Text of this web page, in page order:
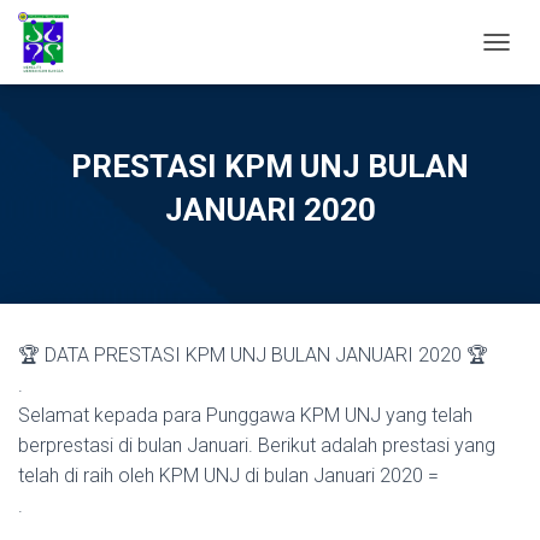
PRESTASI KPM UNJ BULAN
JANUARI 2020
🏆 DATA PRESTASI KPM UNJ BULAN JANUARI 2020 🏆
.
Selamat kepada para Punggawa KPM UNJ yang telah
berprestasi di bulan Januari. Berikut adalah prestasi yang
telah di raih oleh KPM UNJ di bulan Januari 2020 =
.